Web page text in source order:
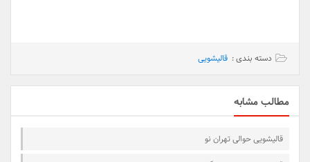
دسته بندی : قالیشویی
مطالب مشابه
قالیشویی حوالی تهران نو